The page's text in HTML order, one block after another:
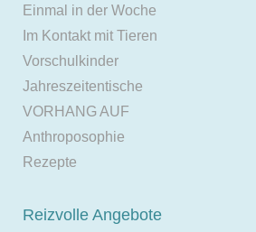
Einmal in der Woche
Im Kontakt mit Tieren
Vorschulkinder
Jahreszeitentische
VORHANG AUF
Anthroposophie
Rezepte
Reizvolle Angebote